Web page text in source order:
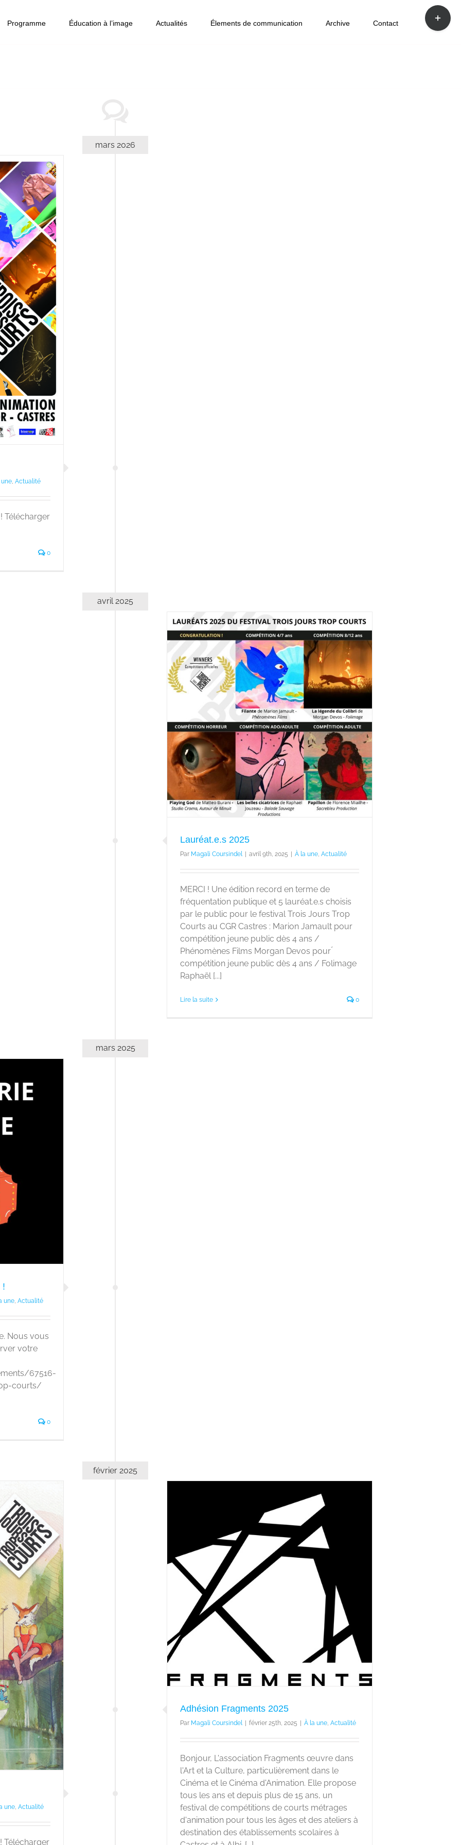
Programme Éducation à l’image Actualités Élements de communication Archive Contact
mars 2026
une Actualité
Télécharger
0
avril 2025
Lauréat.e.s 2025
Par Magali Coursindel | avril 9th, 2025 | À la une, Actualité
MERCI ! Une édition record en terme de
fréquentation publique et 5 lauréat.e.s choisis
par le public pour le festival Trois Jours Trop
Courts au CGR Castres : Marion Jamault pour
compétition jeune public dès 4 ans /
Phénomènes Films Morgan Devos pour ́
compétition jeune public dès 4 ans / Folimage
Raphaël [...]
Lire la suite 0
mars 2025
!
une, Actualité
Nous vous
votre
67516-
courts/
0
février 2025
Adhésion Fragments 2025
À la une
Adhésion Fragments 2025
Par Magali Coursindel février 25th, 2025 À la une, Actualité
Bonjour, L'association Fragments œuvre dans
l'Art et la Culture, particulièrement dans le
Cinéma et le Cinéma d'Animation. Elle propose
tous les ans et depuis plus de 15 ans, un
festival de compétitions de courts métrages
d'animation pour tous les âges et des ateliers à
destination des établissements scolaires à
une Actualité
Télécharger
Bascule
de